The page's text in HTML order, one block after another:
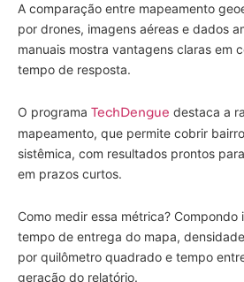
A comparação entre mapeamento
por drones, imagens aéreas e dados
manuais mostra vantagens claras em
tempo de resposta.
O programa TechDengue destaca a
mapeamento, que permite cobrir
sistêmica, com resultados prontos
em prazos curtos.
Como medir essa métrica?
tempo de entrega do mapa,
por quilômetro quadrado e tempo
geração do relatório.